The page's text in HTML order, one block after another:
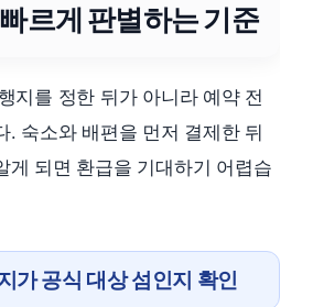
르게 판별하는 기준
지를 정한 뒤가 아니라 예약 전
. 숙소와 배편을 먼저 결제한 뒤
게 되면 환급을 기대하기 어렵습
가 공식 대상 섬인지 확인